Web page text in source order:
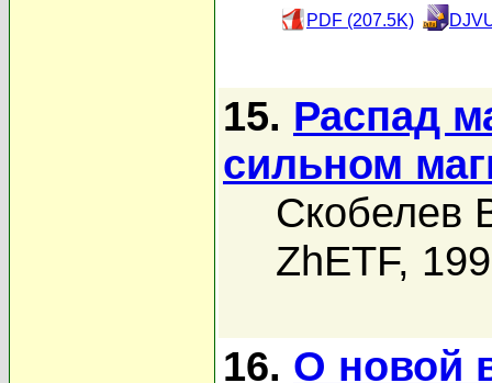
PDF (207.5K)
15. Распад
сильном
Скобелев
ZhETF,
16. О новой